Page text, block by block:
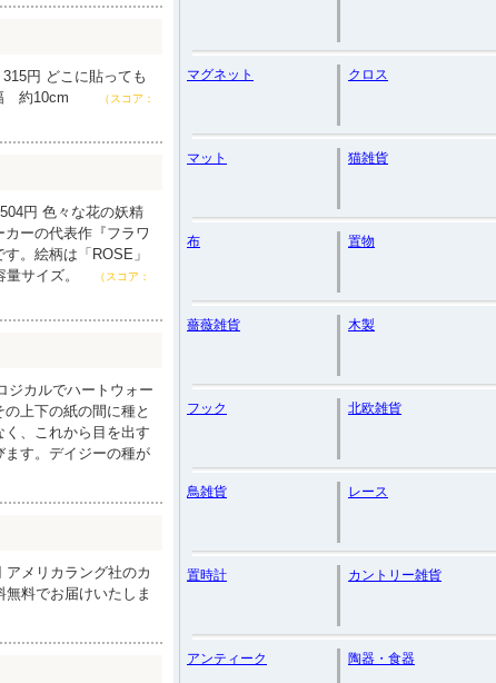
円 どこに貼っても
約10cm
（スコア：
円 色々な花の妖精
ーの代表作『フラワ
。絵柄は「ROSE」
サイズ。
（スコア：
ジカルでハートウォー
上下の紙の間に種と
、これから目を出す
ます。デイジーの種が
メリカラング社のカ
料でお届けいたしま
マグネット クロス
マット 猫雑貨
布 置物
薔薇雑貨 木製
フック 北欧雑貨
鳥雑貨 レース
置時計 カントリー雑貨
アンティーク 陶器・食器